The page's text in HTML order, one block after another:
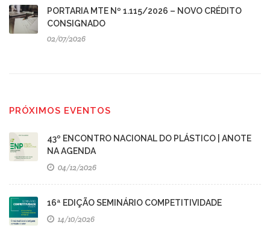
PORTARIA MTE Nº 1.115/2026 – NOVO CRÉDITO
CONSIGNADO
02/07/2026
PRÓXIMOS EVENTOS
43º ENCONTRO NACIONAL DO PLÁSTICO | ANOTE
NA AGENDA
04/12/2026
16ª EDIÇÃO SEMINÁRIO COMPETITIVIDADE
14/10/2026